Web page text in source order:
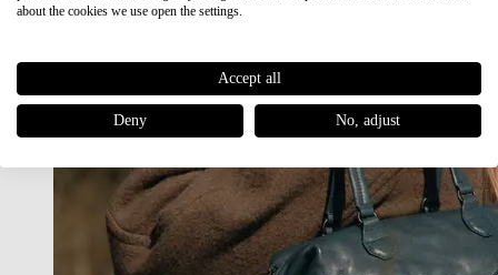
about the cookies we use open the settings.
Accept all
Deny No, adjust